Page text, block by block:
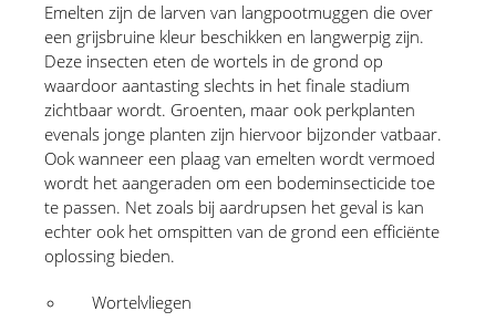
Emelten zijn de larven van langpootmuggen die over
een grijsbruine kleur beschikken en langwerpig zijn.
Deze insecten eten de wortels in de grond op
waardoor aantasting slechts in het finale stadium
zichtbaar wordt. Groenten, maar ook perkplanten
evenals jonge planten zijn hiervoor bijzonder vatbaar.
Ook wanneer een plaag van emelten wordt vermoed
wordt het aangeraden om een bodeminsecticide toe
te passen. Net zoals bij aardrupsen het geval is kan
echter ook het omspitten van de grond een efficiënte
oplossing bieden.
Wortelvliegen